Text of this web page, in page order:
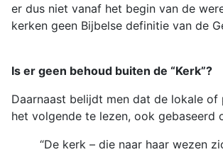
er dus niet vanaf het begin van de
kerken geen Bijbelse definitie van de
Is er geen behoud buiten de “Kerk”?
Daarnaast belijdt men dat de lokale
het volgende te lezen, ook gebaseerd
“De kerk – die naar haar wezen